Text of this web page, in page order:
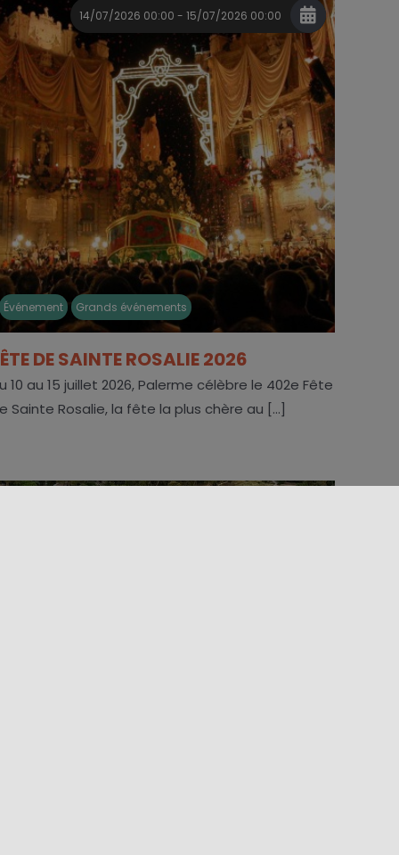
14/07/2026 00:00 - 15/07/2026 00:00
Événement Grands événements
DE SAINTE ROSALIE 2026
10 au 15 juillet 2026, Palerme célèbre le 402e Fête
Sainte Rosalie, la fête la plus chère au [...]